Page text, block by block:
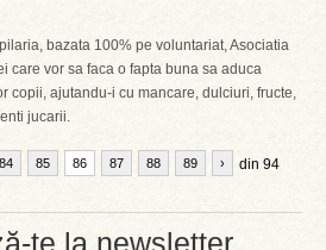
te la newsletter
bazata 100% pe voluntariat, Asociatia
care vor sa faca o fapta buna sa aduca
copii, ajutandu-i cu mancare, dulciuri, fructe,
jucarii.
84 85 86 87 88 89 din 94
›